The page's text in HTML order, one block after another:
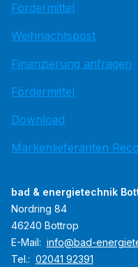
Fördermittel
Weihnachtspost
Finanzierung anfragen
Fördermittel
Download
Markenlieferanten
bad & energietechnik
Nordring 84
46240 Bottrop
E-Mail: info@bad-
Tel.: 02041 92391